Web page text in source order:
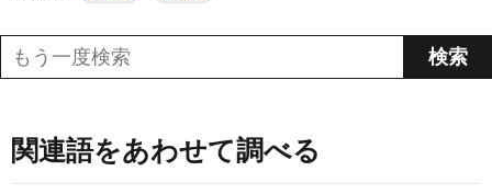
関連語をあわせて調べる